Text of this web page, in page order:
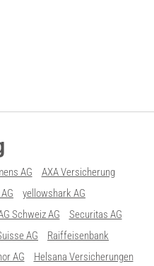
AG
AXA Versicherung
yellowshark AG
Schweiz AG
Securitas AG
AG
Raiffeisenbank
AG Helsana Versicherungen